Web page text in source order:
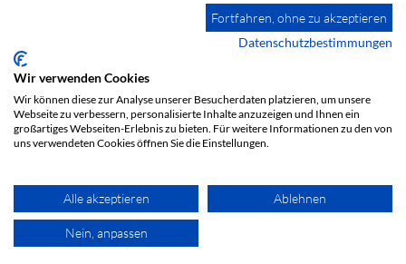
Impression
Protection des données
© 2026 COOL AG. Tous les droits sont réservés.
powered by polynorm
Fortfahren, ohne zu akzeptieren
Datenschutzbestimmungen
Wir verwenden Cookies
Wir können diese zur Analyse unserer Besucherdaten platzieren, um unsere
Webseite zu verbessern, personalisierte Inhalte anzuzeigen und Ihnen ein
großartiges Webseiten-Erlebnis zu bieten. Für weitere Informationen zu den von
uns verwendeten Cookies öffnen Sie die Einstellungen.
Alle akzeptieren Ablehnen
Nein, anpassen